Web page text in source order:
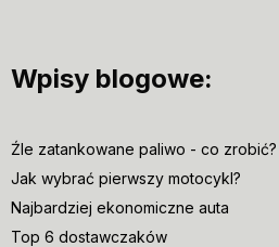
Wpisy blogowe:
Źle zatankowane paliwo - co zrobić?
Jak wybrać pierwszy motocykl?
Najbardziej ekonomiczne auta
Top 6 dostawczaków